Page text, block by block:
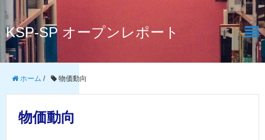
KSP-SP オープンレポート
ホーム / 物価動向
物価動向